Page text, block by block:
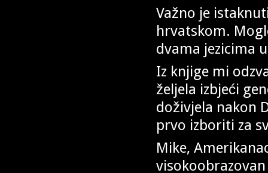
Važno je
hrvatskom.
dvama jezicima
Iz knjige mi
željela izbjeći
doživjela nakon
prvo izboriti za
Mike,